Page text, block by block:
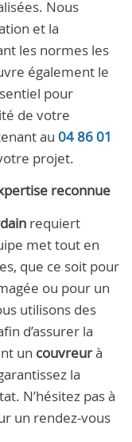
Nous
et la
les normes les
également le
pour
de votre
au 04 86 01
projet.
reconnue
requiert
met tout en
que ce soit pour
ou pour un
utilisons des
d’assurer la
un couvreurà
la
N’hésitez pas à
un rendez-vous